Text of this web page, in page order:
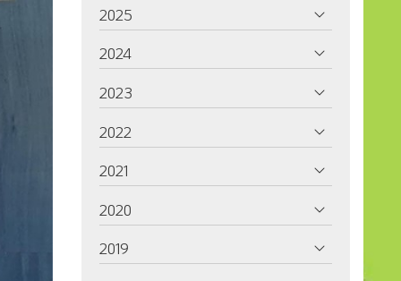
2025
2024
2023
2022
2021
2020
2019